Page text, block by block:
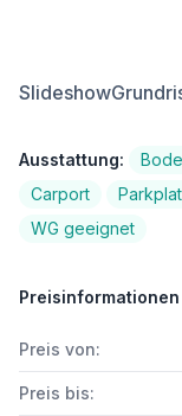
Slideshow
Ausstattung:
Carport
WG geeignet
Preisinformationen
Preis von:
Preis bis: